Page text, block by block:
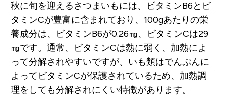
秋に旬を迎えるさつまいもには、ビタミンB6とビ
タミンCが豊富に含まれており、100gあたりの栄
養成分は、ビタミンB6が0.26㎎、ビタミンCは29
㎎です。通常、ビタミンCは熱に弱く、加熱によ
って分解されやすいですが、いも類はでんぷんに
よってビタミンCが保護されているため、加熱調
理をしても分解されにくい特徴があります。